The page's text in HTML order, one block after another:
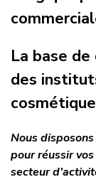
La base
des
Nous
pour réussir
secteur